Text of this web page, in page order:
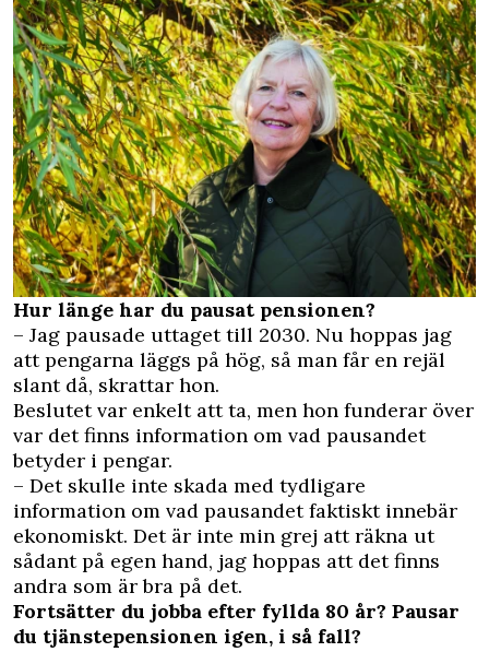
Hur länge har du pausat pensionen?
– Jag pausade uttaget till 2030. Nu hoppas jag
att pengarna läggs på hög, så man får en rejäl
slant då, skrattar hon.
Beslutet var enkelt att ta, men hon funderar över
var det finns information om vad pausandet
betyder i pengar.
– Det skulle inte skada med tydligare
information om vad pausandet faktiskt innebär
ekonomiskt. Det är inte min grej att räkna ut
sådant på egen hand, jag hoppas att det finns
andra som är bra på det.
Fortsätter du jobba efter fyllda 80 år? Pausar
du tjänstepensionen igen, i så fall?